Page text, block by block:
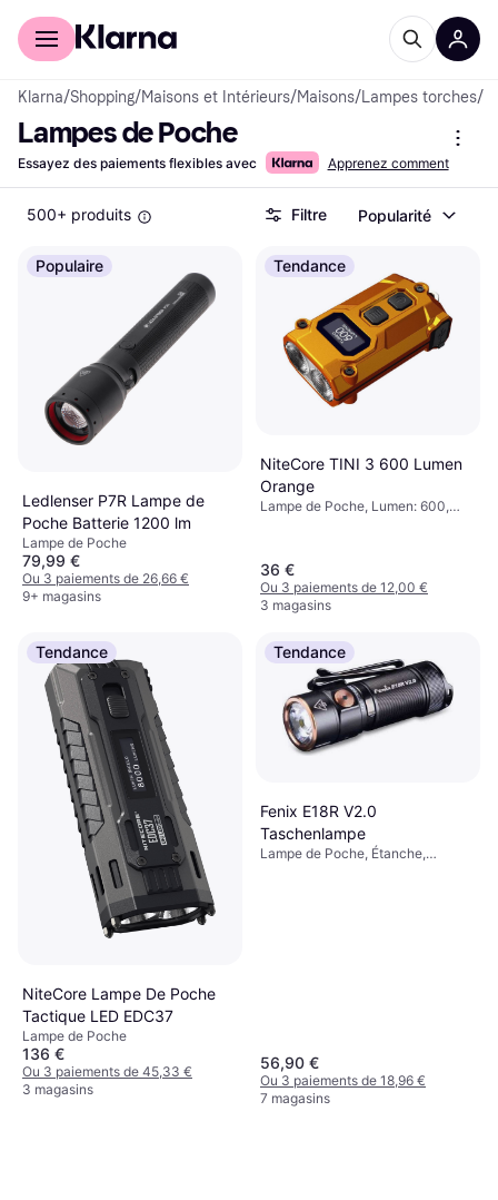
Acheter avec Klarna
Klarna/Shopping/Maisons et Intérieurs/Maisons/Lampes torches/
Lampes de Poche
Essayez des paiements flexibles avec Apprenez comment
500+ produits Filtre Popularité
Populaire
Ledlenser P7R Lampe de
Poche Batterie 1200 lm
Lampe de Poche
79,99 €
Ou 3 paiements de 26,66 €
9+ magasins
Tendance
NiteCore TINI 3 600 Lumen
Orange
Lampe de Poche, Lumen: 600,
36 €
Ou 3 paiements de 12,00 €
3 magasins
Tendance
NiteCore Lampe De Poche
Tactique LED EDC37
Lampe de Poche
136 €
Ou 3 paiements de 45,33 €
3 magasins
Tendance
Fenix E18R V2.0
Taschenlampe
Lampe de Poche, Étanche,
56,90 €
Ou 3 paiements de 18,96 €
7 magasins